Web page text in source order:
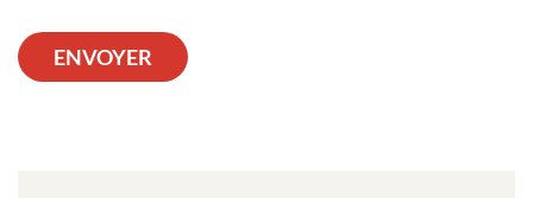
ENVOYER